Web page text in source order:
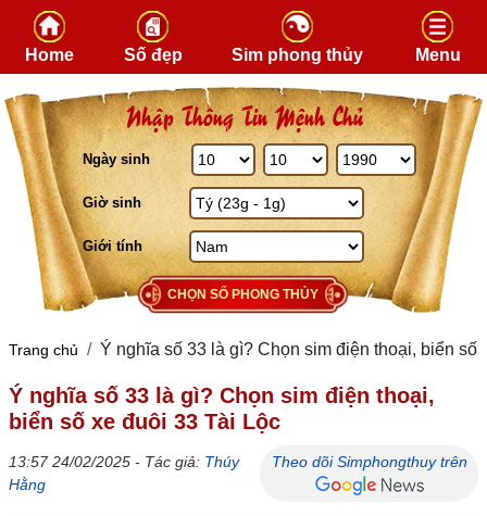
Skip to content
Home Số đẹp Sim phong thủy Menu
Nhập Thông Tin Mệnh Chủ
Ngày sinh
Giờ sinh
Giới tính
CHỌN SỐ PHONG THỦY
Trang chủ Ý nghĩa số 33 là gì? Chọn sim điện thoại, biển số
Ý nghĩa số 33 là gì? Chọn sim điện thoại,
biển số xe đuôi 33 Tài Lộc
13:57 24/02/2025 - Tác giả: Thúy
Hằng
Theo dõi Simphongthuy trên